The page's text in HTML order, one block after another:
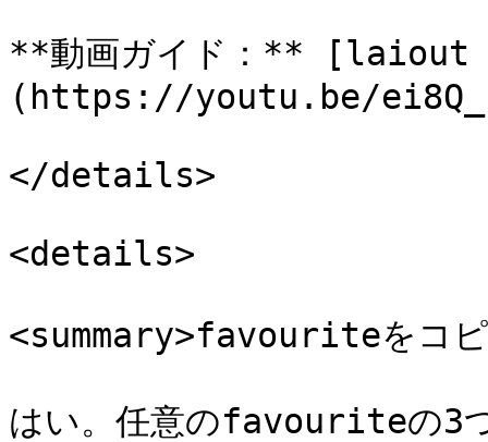
**動画ガイド：** [laiout
(https://youtu.be/
</details>
<details>
<summary>favouriteをコピ
はい。任意のfavouriteの3